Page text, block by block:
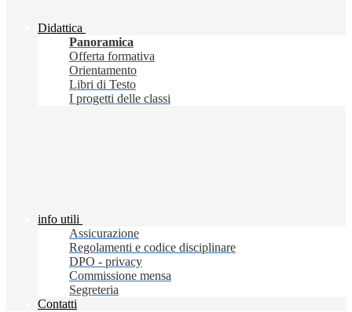
Didattica
Panoramica
Offerta formativa
Orientamento
Libri di Testo
I progetti delle classi
info utili
Assicurazione
Regolamenti e codice disciplinare
DPO - privacy
Commissione mensa
Segreteria
Contatti